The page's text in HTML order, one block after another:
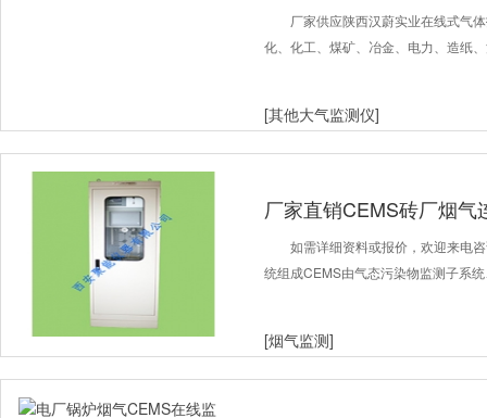
厂家供应陕西汉蔚实业在线式气
化、化工、煤矿、冶金、电力、造纸
[其他大气监测仪]
厂家直销CEMS砖厂烟气
如需详细资料或报价，欢迎来电
统组成CEMS由气态污染物监测子系
[烟气监测]